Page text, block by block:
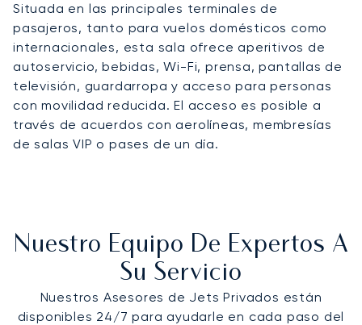
Situada en las principales terminales de
pasajeros, tanto para vuelos domésticos como
internacionales, esta sala ofrece aperitivos de
autoservicio, bebidas, Wi-Fi, prensa, pantallas de
televisión, guardarropa y acceso para personas
con movilidad reducida. El acceso es posible a
través de acuerdos con aerolíneas, membresías
de salas VIP o pases de un día.
Nuestro Equipo De Expertos A
Su Servicio
Nuestros Asesores de Jets Privados están
disponibles 24/7 para ayudarle en cada paso del